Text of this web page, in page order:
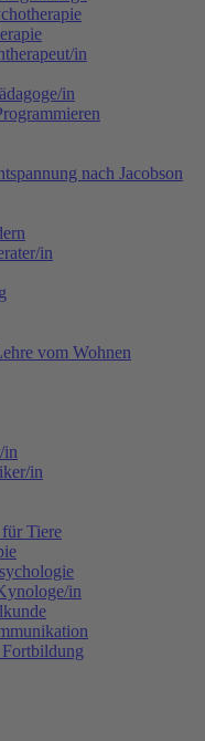
in
in
nach Jacobson
in
vom Wohnen
in
in
Tiere
in